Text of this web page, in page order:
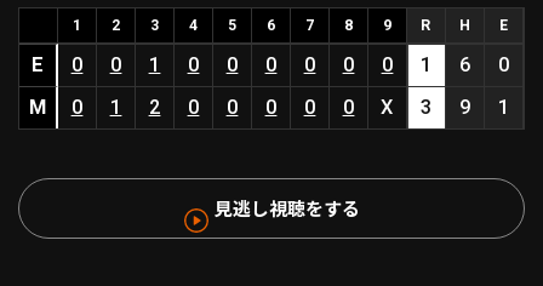
HOME
動画
1 2 3 4 5 6 7 8 9 R H E
E 0 0 1 0 0 0 0 0 0 1 6
0
M
0 1 2 0 0 0 0 0 X 3 9 1
見逃し視聴をする